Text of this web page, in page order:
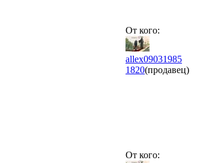
От кого:
allex09031985
1820(продавец)
От кого: